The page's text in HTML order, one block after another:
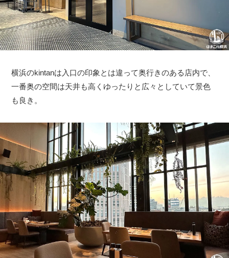
横浜のkintanは入口の印象とは違って奥行きのある店内で、
一番奥の空間は天井も高くゆったりと広々としていて景色
も良き。